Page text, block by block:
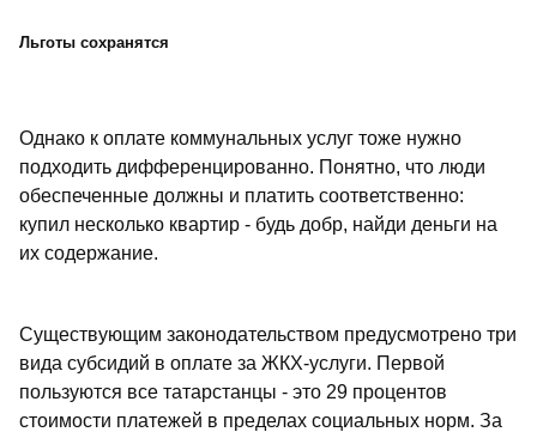
Льготы сохранятся
Однако к оплате коммунальных услуг тоже нужно
подходить дифференцированно. Понятно, что люди
обеспеченные должны и платить соответственно:
купил несколько квартир - будь добр, найди деньги на
их содержание.
Существующим законодательством предусмотрено три
вида субсидий в оплате за ЖКХ-услуги. Первой
пользуются все татарстанцы - это 29 процентов
стоимости платежей в пределах социальных норм. За